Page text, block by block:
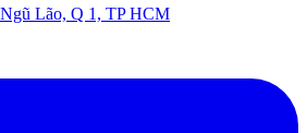
Lão, Q 1, TP HCM